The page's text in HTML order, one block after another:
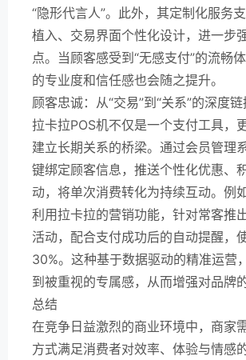
“隐形代言人”。此外，其定制化服务
植入、交易界面个性化设计，进一步
点。当顾客感受到“无感支付”的流畅
的专业度和信任感也会随之提升。
顾客忠诚：从“交易”到“关系”的深度
拉卡拉POS机不仅是一个支付工具，
建立长期关系的桥梁。通过会员管理
键绑定顾客信息，推送个性化优惠、
动，将单次消费转化为持续互动。例
利用拉卡拉的营销功能，针对常客推
活动，配合支付成功后的自动提醒，
30%。这种基于数据驱动的精准运营
到被重视的专属感，从而增强对品牌的
总结
在竞争日益激烈的商业环境中，商家
方式满足消费者对效率、体验与情感